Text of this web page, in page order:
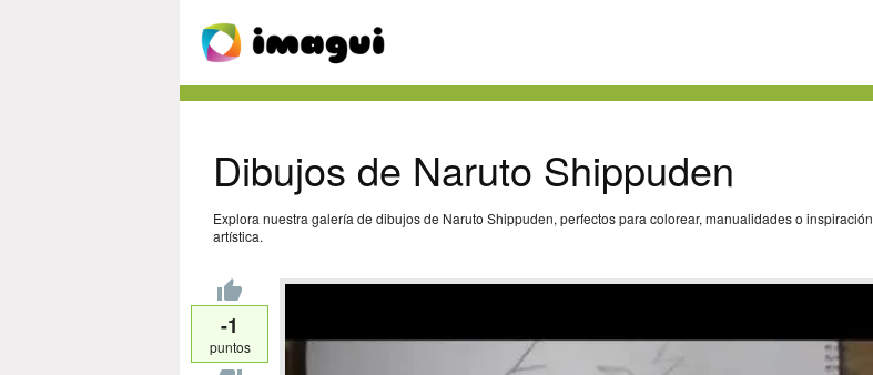
Dibujos de Naruto Shippuden
Explora nuestra galería de dibujos de Naruto Shippuden, perfectos para colorear, manualidades o inspiración
artística.
-1
puntos